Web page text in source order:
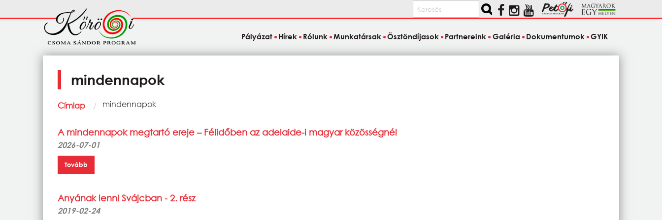
Keresés
Fő
navigáció
Pályázat Hírek Rólunk Munkatársak Ösztöndíjasok Partnereink Galéria Dokumentumok GYIK
mindennapok
Morzsa
Címlap Current:
mindennapok
A mindennapok megtartó ereje – Félidőben az adelaide-i magyar közösségnél
2026-07-01
Tovább
Anyának lenni Svájcban - 2. rész
2019-02-24